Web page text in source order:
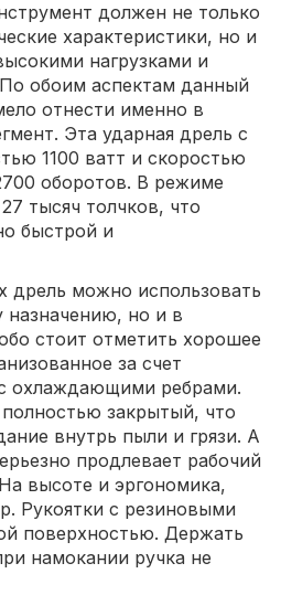
должен не только
характеристики, но и
нагрузками и
обоим аспектам данный
отнести именно в
Эта ударная дрель с
1100 ватт и скоростью
оборотов. В режиме
тысяч толчков, что
быстрой и
дрель можно использовать
назначению, но и в
стоит отметить хорошее
за счет
охлаждающими ребрами.
закрытый, что
внутрь пыли и грязи. А
продлевает рабочий
высоте и эргономика,
Рукоятки с резиновыми
поверхностью. Держать
намокании ручка не